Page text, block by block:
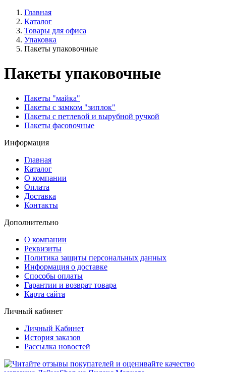
Главная
Каталог
Товары для офиса
Упаковка
Пакеты упаковочные
Пакеты упаковочные
Пакеты "майка"
Пакеты с замком "зиплок"
Пакеты с петлевой и вырубной ручкой
Пакеты фасовочные
Информация
Главная
Каталог
О компании
Оплата
Доставка
Контакты
Дополнительно
О компании
Реквизиты
Политика защиты персональных данных
Информация о доставке
Способы оплаты
Гарантии и возврат товара
Карта сайта
Личный кабинет
Личный Кабинет
История заказов
Рассылка новостей